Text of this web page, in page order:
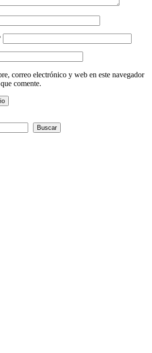
correo electrónico y web en este navegador
comente.
Buscar